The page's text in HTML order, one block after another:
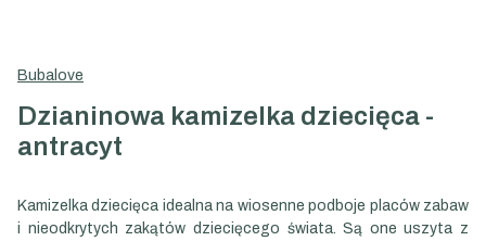
Bubalove
Dzianinowa kamizelka dziecięca -
antracyt
Kamizelka dziecięca idealna na wiosenne podboje placów zabaw
i nieodkrytych zakątów dziecięcego świata. Są one uszyta z